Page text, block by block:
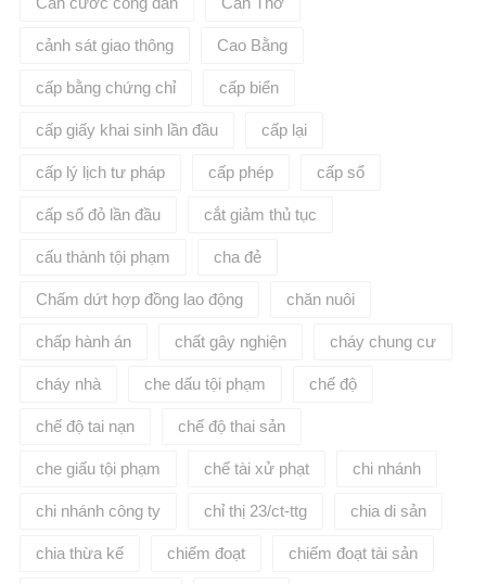
cảnh sát giao thông Cao Bằng
cấp bằng chứng chỉ cấp biển
cấp giấy khai sinh lần đầu cấp lại
cấp lý lịch tư pháp cấp phép cấp sổ
cấp sổ đỏ lần đầu cắt giảm thủ tục
cấu thành tội phạm cha đẻ
Chấm dứt hợp đồng lao động chăn nuôi
chấp hành án chất gây nghiện cháy chung cư
cháy nhà che dấu tội phạm chế độ
chế độ tai nạn chế độ thai sản
che giấu tội phạm chế tài xử phạt chi nhánh
chi nhánh công ty chỉ thị 23/ct-ttg chia di sản
chia thừa kế chiếm đoạt chiếm đoạt tài sản